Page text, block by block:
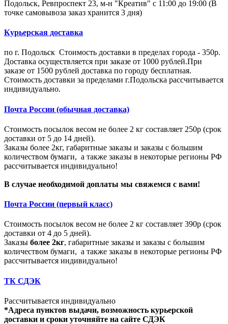
Подольск, Ревпроспект 23, м-н "Креатив" с 11:00 до 19:00 (В
точке самовывоза заказ хранится 3 дня)
Курьерская доставка
по г. Подольск Стоимость доставки в пределах города - 350р.
Доставка осуществляется при заказе от 1000 рублей.При
заказе от 1500 рублей доставка по городу бесплатная.
Стоимость доставки за пределами г.Подольска рассчитывается
индивидуально.
Почта России (обычная доставка)
Стоимость посылок весом не более 2 кг составляет 250р (срок
доставки от 5 до 14 дней).
Заказы более 2кг, габаритные заказы и заказы с большим
количеством бумаги, а также заказы в некоторые регионы РФ
рассчитывается индивидуально!
В случае необходимой доплаты мы свяжемся с вами!
Почта России (первый класс)
Стоимость посылок весом не более 2 кг составляет 390р (срок
доставки от 4 до 5 дней).
Заказы более 2кг, габаритные заказы и заказы с большим
количеством бумаги, а также заказы в некоторые регионы РФ
рассчитывается индивидуально!
ТК СДЭК
Рассчитывается индивидуально
*Адреса пунктов выдачи, возможность курьерской
доставки и сроки уточняйте на сайте СДЭК